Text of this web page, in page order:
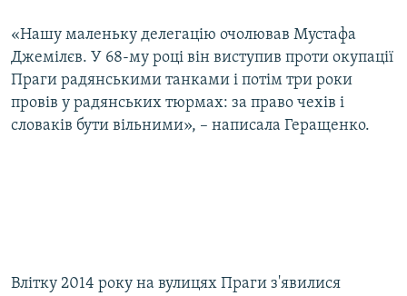
«Нашу маленьку делегацію очолював Мустафа
Джемілєв. У 68-му році він виступив проти окупації
Праги радянськими танками і потім три роки
провів у радянських тюрмах: за право чехів і
словаків бути вільними», – написала Геращенко.
Влітку 2014 року на вулицях Праги з'явилися